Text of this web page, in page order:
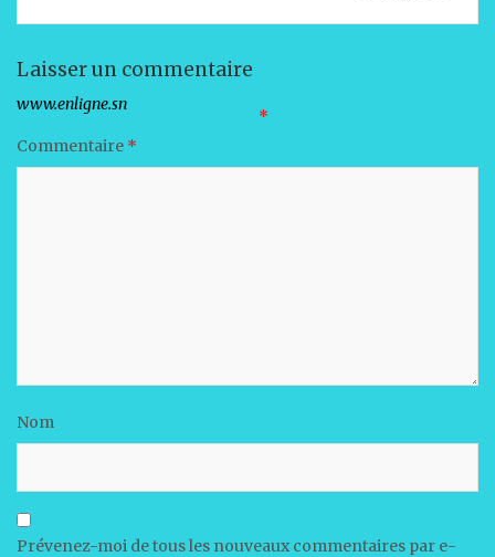
k
Laisser un commentaire
Votre adresse e-mail ne sera pas publiée.
Les champs obligatoires sont indiqués avec *
Commentaire *
Nom
Prévenez-moi de tous les nouveaux commentaires par e-